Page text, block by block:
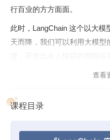
行百业的方方面面。
此时，LangChain 这个以大
天而降，我们可以利用大模型
在 AI 应用开发的浪潮下，我
件的原理嵌入一个完整的业务
课程设计
查看
课程目录